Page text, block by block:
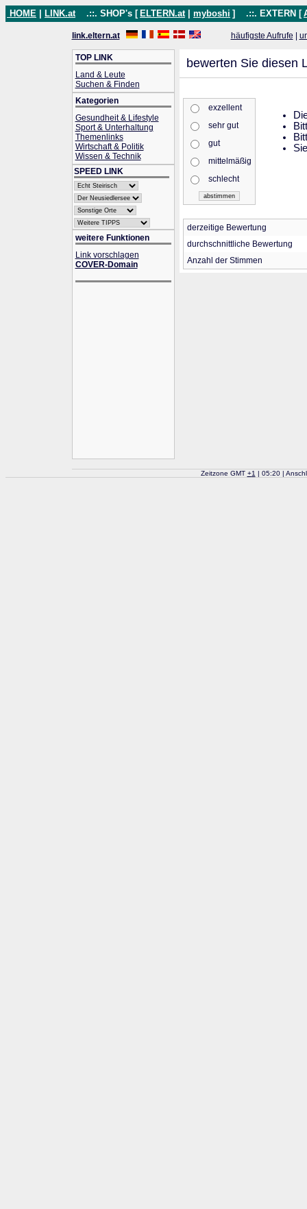
HOME LINK.at .::. SHOP's [ ELTERN.at myboshi ] .::. EXTERN [
link.eltern.at häufigste Aufrufe
TOP LINK
Land & Leute
Suchen & Finden
Kategorien
Gesundheit & Lifestyle
Sport & Unterhaltung
Themenlinks
Wirtschaft & Politik
Wissen & Technik
SPEED LINK
weitere Funktionen
Link vorschlagen
COVER-Domain
bewerten Sie diesen
exzellent
sehr gut
gut
mittelmäßig
schlecht
derzeitige Bewertung
durchschnittliche Bewertung
Anzahl der Stimmen
Zeitzone GMT +1 | 05:20 |